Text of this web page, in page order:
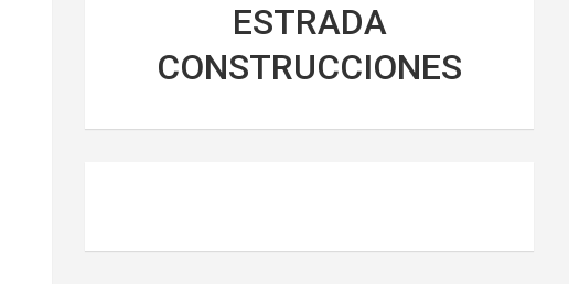
ESTRADA
CONSTRUCCIONES